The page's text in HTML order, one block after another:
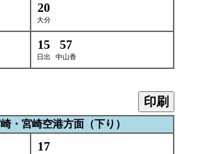
20
大分
15
日出
57
中山香
印刷
・宮崎空港方面（下り）
17